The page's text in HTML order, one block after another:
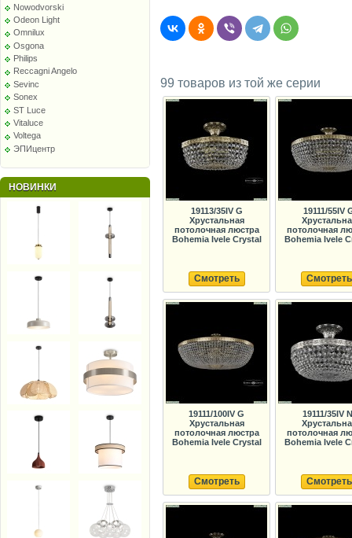
Nowodvorski
Odeon Light
Omnilux
Osgona
Philips
Reccagni Angelo
Sevinc
Sonex
ST Luce
Vitaluce
Voltega
ЭПИцентр
НОВИНКИ
99 товаров из той же серии
19113/35IV G
Хрустальная
потолочная люстра
Bohemia Ivele Crystal
Смотреть
19111/55IV
потолочная
Bohemia Ivele
Смотреть
19111/100IV G
Хрустальная
потолочная люстра
Bohemia Ivele Crystal
Смотреть
19111/35IV
потолочная
Bohemia Ivele
Смотреть